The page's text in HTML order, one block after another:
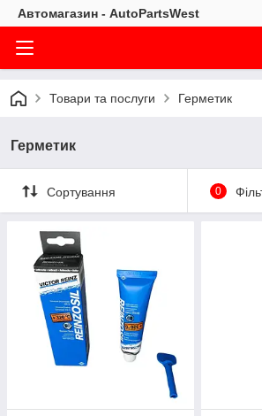
Автомагазин - AutoPartsWest
Товари та послуги Герметик
Герметик
Сортування 0